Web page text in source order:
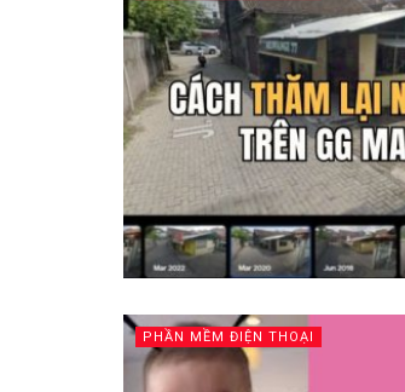
PHẦN MỀM ĐIỆN THOẠI